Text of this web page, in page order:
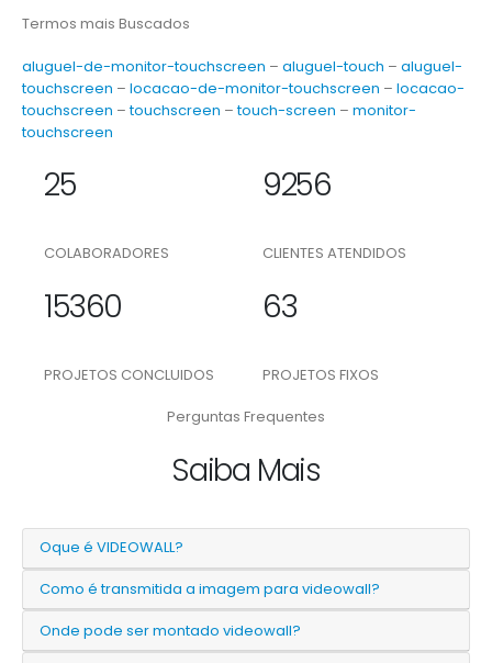
Termos mais Buscados
aluguel-de-monitor-touchscreen – aluguel-touch – aluguel-
touchscreen – locacao-de-monitor-touchscreen – locacao-
touchscreen –touchscreen –touch-screen – monitor-
touchscreen
25
COLABORADORES
9256
CLIENTES ATENDIDOS
15360
PROJETOS CONCLUIDOS
63
PROJETOS FIXOS
Perguntas Frequentes
Saiba Mais
Oque é VIDEOWALL?
Como é transmitida a imagem para videowall?
Onde pode ser montado videowall?